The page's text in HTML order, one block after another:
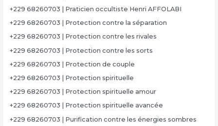
+229 68260703 | Praticien occultiste Henri AFFOLABI
+229 68260703 | Protection contre la séparation
+229 68260703 | Protection contre les rivales
+229 68260703 | Protection contre les sorts
+229 68260703 | Protection de couple
+229 68260703 | Protection spirituelle
+229 68260703 | Protection spirituelle amour
+229 68260703 | Protection spirituelle avancée
+229 68260703 | Purification contre les énergies sombres